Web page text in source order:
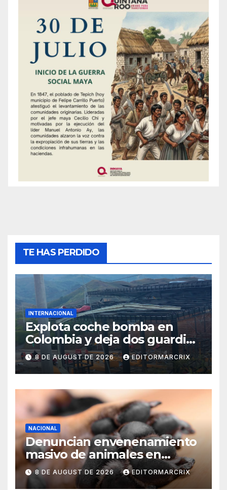
TE HAS PERDIDO
INTERNACIONAL
Explota coche bomba en
Colombia y deja dos guardias
heridos
8 DE AUGUST DE 2026 EDITORMARCRIX
NACIONAL
Denuncian envenenamiento
masivo de animales en
Querétaro
8 DE AUGUST DE 2026 EDITORMARCRIX